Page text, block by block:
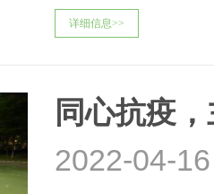
详细信息>>
同心抗疫
2022-04-16